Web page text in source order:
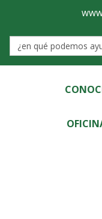
de
Castro-
Urdiales